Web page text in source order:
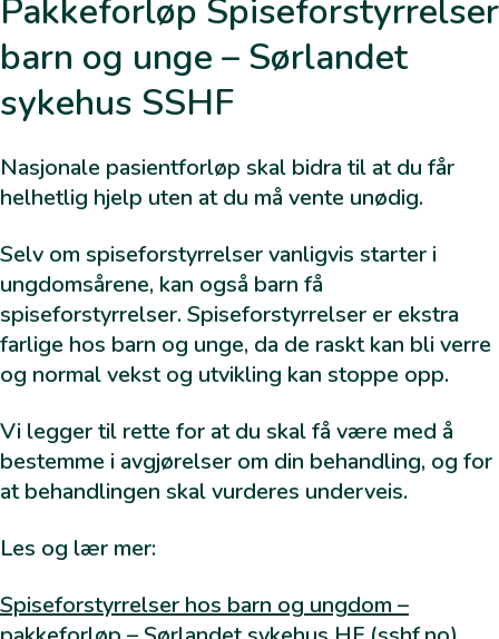
Grunnleggende BTI kompetanse – ditt ansvar
Brukermedvirkning
BTI – ulike Case
De viktige samtalene
Barn som pårørende
Hvordan snakke med barn og unge, om vold og
overgrep?
6 videoer om samtaler med barn – KoRus Sør
Filmsnutt – Å snakke barnas språk
Hjelp til samtale med foresatte – KoRus
Snakkekort – Blå Kors
Juss
Taushetsplikt og samtykke
Pakkeforløp Spiseforstyrrelser
barn og unge – Sørlandet
sykehus SSHF
Nasjonale pasientforløp skal bidra til at du får
helhetlig hjelp uten at du må vente unødig.
Selv om spiseforstyrrelser vanligvis starter i
ungdomsårene, kan også barn få
spiseforstyrrelser. Spiseforstyrrelser er ekstra
farlige hos barn og unge, da de raskt kan bli verre
og normal vekst og utvikling kan stoppe opp.
Vi legger til rette for at du skal få være med å
bestemme i avgjørelser om din behandling, og for
at behandlingen skal vurderes underveis.
Les og lær mer:
Spiseforstyrrelser hos barn og ungdom –